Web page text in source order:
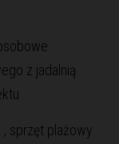
z jadalnią
, sprzęt plażowy